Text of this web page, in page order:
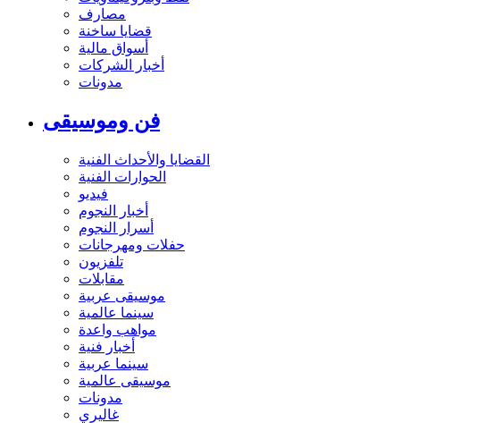
مصارف
قضايا ساخنة
أسواق مالية
أخبار الشركات
مدونات
فن وموسيقى
القضايا والأحداث الفنية
الحوارات الفنية
فيديو
أخبار النجوم
أسرار النجوم
حفلات ومهرجانات
تلفزيون
مقابلات
موسيقى عربية
سينما عالمية
مواهب واعدة
أخبار فنية
سينما عربية
موسيقى عالمية
مدونات
غاليري